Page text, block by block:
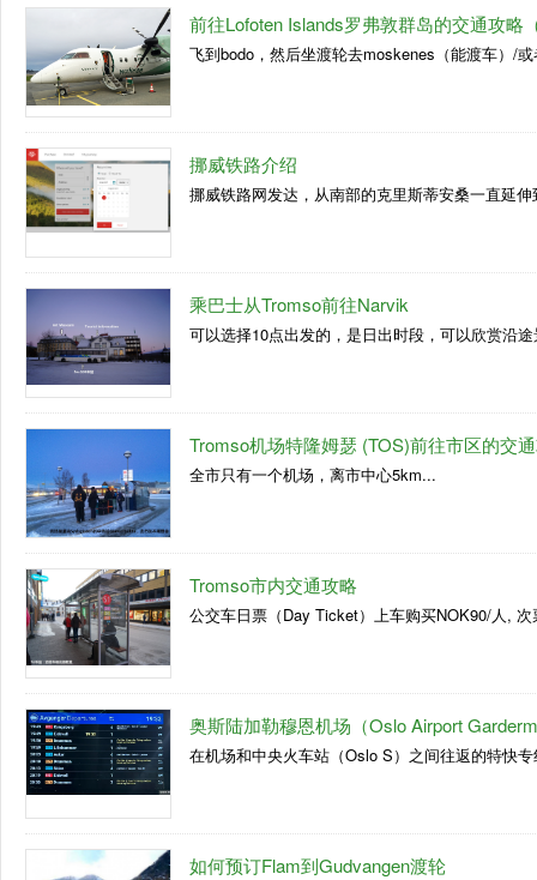
前往Lofoten Islands罗弗敦群岛的交通攻略
飞到bodo，然后坐渡轮去moskenes（能渡车）/
挪威铁路介绍
挪威铁路网发达，从南部的克里斯蒂安桑一直延
乘巴士从Tromso前往Narvik
可以选择10点出发的，是日出时段，可以欣赏沿
Tromso机场特隆姆瑟 (TOS)前往市区的交
全市只有一个机场，离市中心5km...
Tromso市内交通攻略
公交车日票（Day Ticket）上车购买NOK90/人,
奥斯陆加勒穆恩机场（Oslo Airport
在机场和中央火车站（Oslo S）之间往返的特快
如何预订Flam到Gudvangen渡轮